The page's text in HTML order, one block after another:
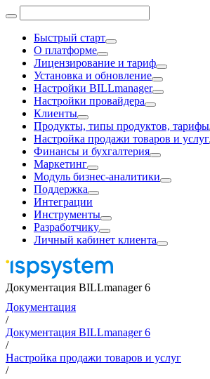
Быстрый старт
О платформе
Лицензирование и тариф
Установка и обновление
Настройки BILLmanager
Настройки провайдера
Клиенты
Продукты, типы продуктов, тарифы
Настройка продажи товаров и услуг
Финансы и бухгалтерия
Маркетинг
Модуль бизнес-аналитики
Поддержка
Интеграции
Инструменты
Разработчику
Личный кабинет клиента
Документация BILLmanager 6
Документация
/
Документация BILLmanager 6
/
Настройка продажи товаров и услуг
/